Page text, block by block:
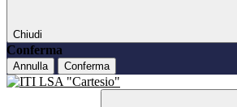
Chiudi
Conferma
Annulla Conferma